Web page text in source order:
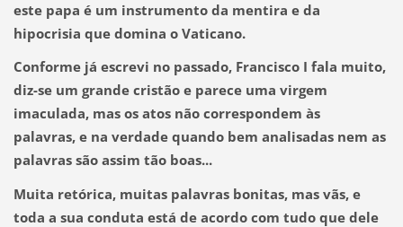
este papa é um instrumento da mentira e da
hipocrisia que domina o Vaticano.
Conforme já escrevi no passado, Francisco I fala muito,
diz-se um grande cristão e parece uma virgem
imaculada, mas os atos não correspondem às
palavras,e na verdade quando bem analisadas nem as
palavras são assim tão boas...
Muita retórica, muitas palavras bonitas, mas vãs, e
toda a sua conduta está de acordo com tudo que dele